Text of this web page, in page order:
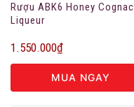
Rượu ABK6 Honey Cognac
Liqueur
1.550.000₫
MUA NGAY